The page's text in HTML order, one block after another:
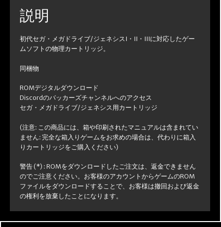
説明
初代セガ・メガドライブ/ジェネシスI・II・IIIに対応したゲー
ムソフトの物理カートリッジ。
同梱物
ROMデジタルダウンロード
Discordのバッカーズチャンネルへのアクセス
セガ・メガドライブ/ジェネシス用カートリッジ
(注意: この商品には、箱や印刷されたマニュアルは含まれてい
ません: 完全な箱入りゲームをお求めの場合は、代わりに箱入
りカートリッジをご購入ください)
警告 (*) : ROMをダウンロードしたご注文は、返金できません
のでご注意ください。お客様のアカウントからゲームのROM
ファイルをダウンロードすることで、お客様は撤回および返金
の権利を放棄したことになります。